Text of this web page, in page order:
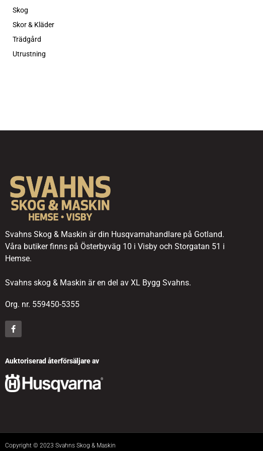
Skog
Skor & Kläder
Trädgård
Utrustning
Svahns Skog & Maskin är din Husqvarnahandlare på Gotland.
Våra butiker finns på Österbyväg 10 i Visby och Storgatan 51 i
Hemse.
Svahns skog & Maskin är en del av XL Bygg Svahns.
Org. nr. 559450-5355
Auktoriserad återförsäljare av
Copyright © 2023 Svahns Skog & Maskin